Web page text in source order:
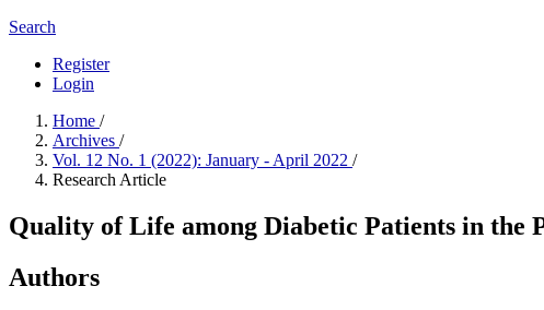
Search
Register
Login
Home /
Archives /
Vol. 12 No. 1 (2022): January - April 2022 /
Research Article
Quality of Life among Diabetic Patients in
Authors